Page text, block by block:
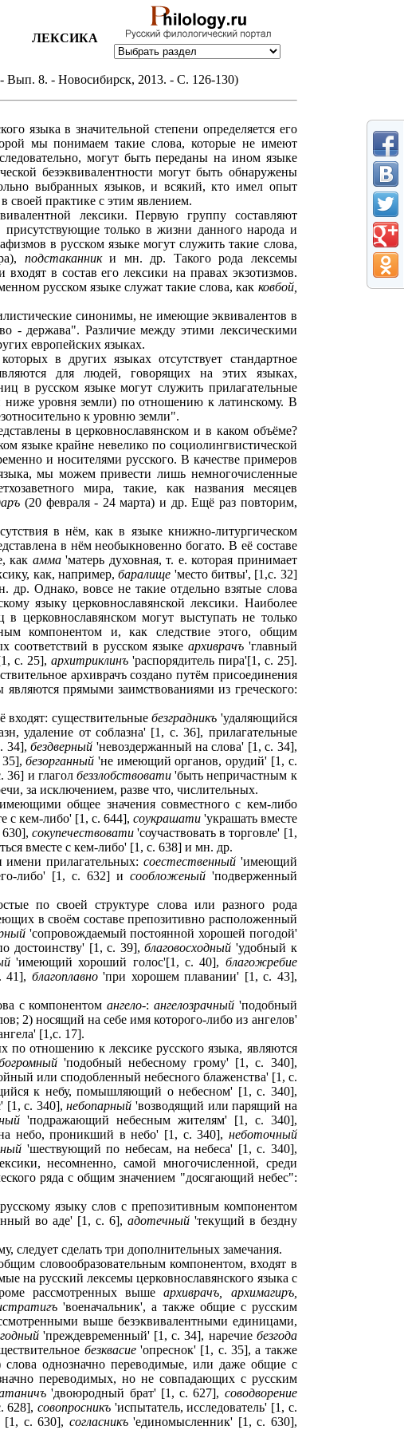
Вып. 8. - Новосибирск, 2013. - С. 126-130)
языка в значительной степени определяется его
мы понимаем такие слова, которые не имеют
могут быть переданы на ином языке
безэквивалентности могут быть обнаружены
выбранных языков, и всякий, кто имел опыт
своей практике с этим явлением.
лексики. Первую группу составляют
только в жизни данного народа и
в русском языке могут служить такие слова,
подстаканники мн. др. Такого рода лексемы
входят в состав его лексики на правах экзотизмов.
русском языке служат такие слова, как ковбой,
синонимы, не имеющие эквивалентов в
- держава". Различие между этими лексическими
европейских языках.
в других языках отсутствует стандартное
для людей, говорящих на этих языках,
в русском языке могут служить прилагательные
уровня земли) по отношению к латинскому. В
к уровню земли".
в церковнославянском и в каком объёме?
языке крайне невелико по социолингвистической
и носителями русского. В качестве примеров
мы можем привести лишь немногочисленные
мира, такие, как названия месяцев
(20 февраля - 24 марта) и др. Ещё раз повторим,
в нём, как в языке книжно-литургическом
в нём необыкновенно богато. В её составе
как амма'матерь духовная, т. е. которая принимает
как, например,баралище 'место битвы', [1,c. 32]
др. Однако, вовсе не такие отдельно взятые слова
языку церковнославянской лексики. Наиболее
церковнославянском могут выступать не только
компонентом и, как следствие этого, общим
в русском языке архиврачъ'главный
c. 25], архитриклинъ'распорядитель пира'[1, c. 25].
архиврачъ создано путём присоединения
являются прямыми заимствованиями из греческого:
входят: существительныебезградникъ 'удаляющийся
удаление от соблазна' [1, c. 36], прилагательные
34],бездверный 'невоздержанный на слова' [1, c. 34],
35],безорганный 'не имеющий органов, орудий' [1, c.
36] и глагол беззлобствовати'быть непричастным к
за исключением, разве что, числительных.
общее значения совместного с кем-либо
с кем-либо' [1, c. 644], соукрашати'украшать вместе
630], сокупечествовати'соучаствовать в торговле' [1,
вместе с кем-либо' [1, c. 638] и мн. др.
прилагательных: соестественный'имеющий
либо' [1, c. 632] и сообложеный'подверженный
по своей структуре слова или разного рода
в своём составе препозитивно расположенный
'сопровождаемый постоянной хорошей погодой'
достоинству' [1, c. 39],благовосходный 'удобный к
'имеющий хороший голос'[1, c. 40], благожребие
41], благоплавно'при хорошем плавании' [1, с. 43],
с компонентомангело-: ангелозрачный'подобный
2) носящий на себе имя которого-либо из ангелов'
[1,c. 17].
по отношению к лексике русского языка, являются
'подобный небесному грому' [1, c. 340],
или сподобленный небесного блаженства' [1, c.
к небу, помышляющий о небесном' [1, c. 340],
[1, c. 340],небопарный 'возводящий или парящий на
'подражающий небесным жителям' [1, c. 340],
небо, проникший в небо' [1, c. 340], неботочный
'шествующий по небесам, на небеса' [1, c. 340],
несомненно, самой многочисленной, среди
ряда с общим значением "досягающий небес":
языку слов с препозитивным компонентом
во аде' [1, c. 6], адотечный'текущий в бездну
следует сделать три дополнительных замечания.
словообразовательным компонентом, входят в
на русский лексемы церковнославянского языка с
рассмотренных вышеархиврачъ, архимагиръ,
'военачальник', а также общие с русским
выше безэквивалентными единицами,
'преждевременный' [1, c. 34], наречие безгода
безквасие'опреснок' [1, c. 35], а также
слова однозначно переводимые, или даже общие с
переводимых, но не совпадающих с русским
'двоюродный брат' [1, c. 627], соводворение
628], совопросникъ'испытатель, исследователь' [1, с.
[1, с. 630], согласникъ'единомысленник' [1, с. 630],